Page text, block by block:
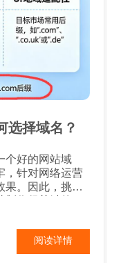
选择域名？
个好的网站域
，针对网络运营
果。因此，挑选
常有一定的名
品牌名字...
阅读详情